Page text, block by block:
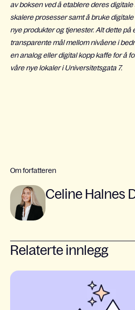
av boksen ved å etablere deres
skalere prosesser samt å bruke
nye produkter og tjenester. Alt dette på
transparente mål mellom nivåene i
en analog eller digital kopp kaffe for å
våre nye lokaler i Universitetsgata 7.
Om forfatteren
Celine Halnes
Relaterte innlegg